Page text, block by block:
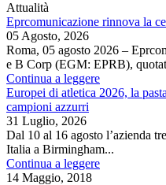
Attualità
Eprcomunicazione rinnova la
05 Agosto, 2026
Roma, 05 agosto 2026 –
e B Corp (EGM: EPRB),
Continua a leggere
Europei di atletica 2026, la
campioni azzurri
31 Luglio, 2026
Dal 10 al 16 agosto l’azienda
Italia a Birmingham...
Continua a leggere
14 Maggio, 2018